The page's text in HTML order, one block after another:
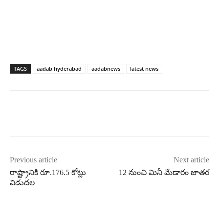
TAGS aadab hyderabad aadabnews latest news
Previous article
రాష్ట్రానికి రూ.176.5 కోట్లు
విడుద‌ల‌
Next article
12 నుంచి మినీ మేడారం జాతర